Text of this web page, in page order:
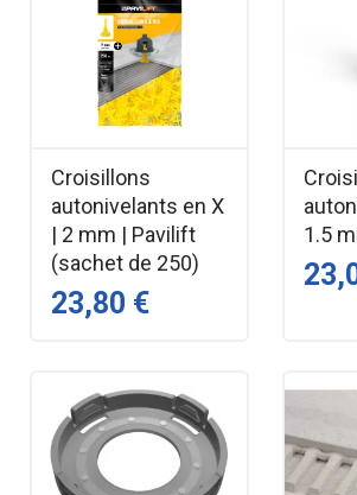
Croisillons
autonivelants en X
| 2 mm | Pavilift
(sachet de 250)
23,80 €
1.5